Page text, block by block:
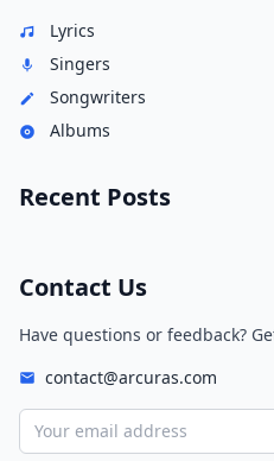
Lyrics
Singers
Songwriters
Albums
Recent Posts
Contact Us
Have questions or feedback?
contact@arcuras.com
Your email address